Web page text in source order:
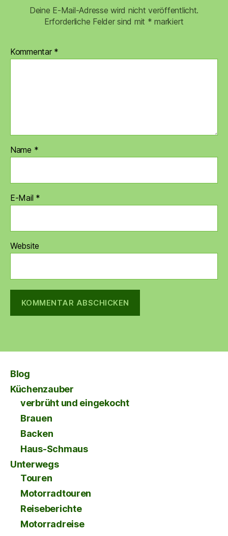
Deine E-Mail-Adresse wird nicht veröffentlicht.
Erforderliche Felder sind mit * markiert
Kommentar *
Name *
E-Mail *
Website
Blog
Küchenzauber
verbrüht und eingekocht
Brauen
Backen
Haus-Schmaus
Unterwegs
Touren
Motorradtouren
Reiseberichte
Motorradreise